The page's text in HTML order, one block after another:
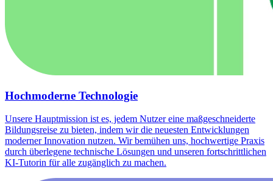
Hochmoderne Technologie
Unsere Hauptmission ist es, jedem Nutzer eine maßgeschneiderte
Bildungsreise zu bieten, indem wir die neuesten Entwicklungen
moderner Innovation nutzen. Wir bemühen uns, hochwertige Praxis
durch überlegene technische Lösungen und unseren fortschrittlichen
KI-Tutorin für alle zugänglich zu machen.